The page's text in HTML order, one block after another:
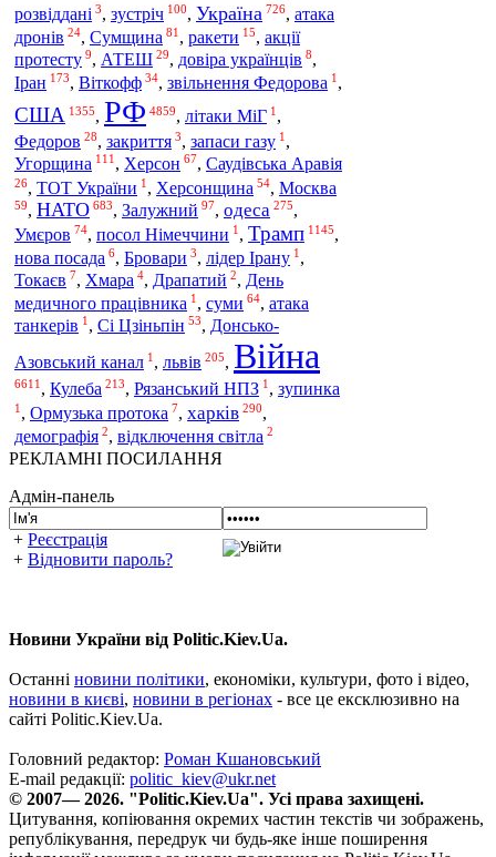
розвіддані 3, зустріч 100, Україна 726, атака
дронів 24, Сумщина 81 , ракети 15, акції
протесту 9, АТЕШ 29, довіра українців 8,
Іран 173, Віткофф 34, звільнення Федорова 1 ,
США 1355, РФ 4859, літаки МіГ 1 ,
Федоров 28, закриття 3, запаси газу 1 ,
Угорщина 111 , Херсон 67, Саудівська Аравія
26, ТОТ України 1 , Херсонщина 54, Москва
59, НАТО 683, Залужний 97, одеса 275,
Умєров 74, посол Німеччини 1 , Трамп 1145,
нова посада 6, Бровари 3, лідер Ірану 1 ,
Токаєв 7, Хмара 4, Драпатий 2, День
медичного працівника 1 , суми 64, атака
танкерів 1 , Сі Цзіньпін 53, Донсько-
Азовський канал 1 , львів 205, Війна
6611, Кулеба 213, Рязанський НПЗ 1, зупинка
1 , Ормузька протока 7, харків 290,
демографія 2, відключення світла 2
РЕКЛАМНІ ПОСИЛАННЯ
Адмін-панель
+ Реєстрація
+ Відновити пароль?
Новини України від Politic.Kiev.Ua.
Останні новини політики, економіки, культури, фото і відео,
новини в києві, новини в регіонах - все це ексклюзивно на
сайті Politic.Kiev.Ua.
Головний редактор: Роман Кшановський
E-mail редакції: politic_kiev@ukr.net
© 2007— 2026. "Politic.Kiev.Ua". Усі права захищені.
Цитування, копіювання окремих частин текстів чи зображень,
републікування, передрук чи будь-яке інше поширення